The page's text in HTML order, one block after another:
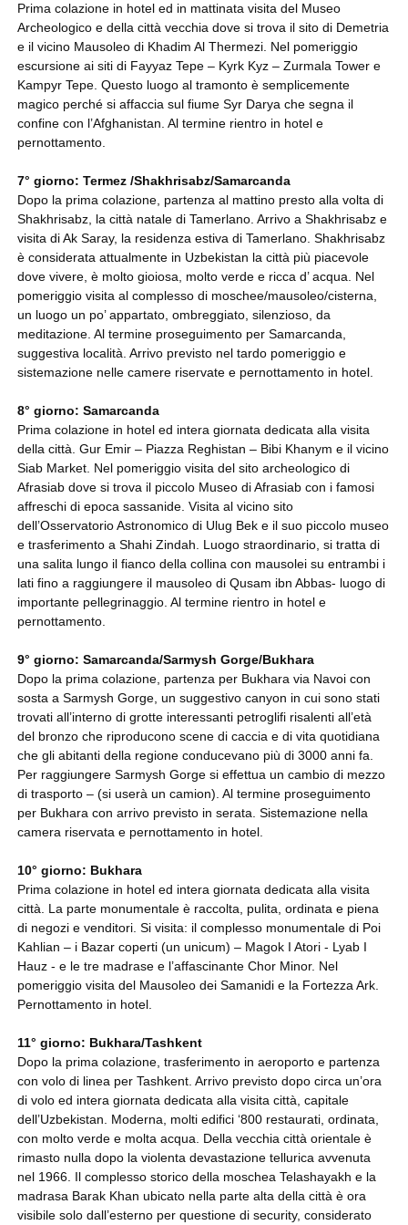
Prima colazione in hotel ed in mattinata visita del Museo
Archeologico e della città vecchia dove si trova il sito di Demetria
e il vicino Mausoleo di Khadim Al Thermezi. Nel pomeriggio
escursione ai siti di Fayyaz Tepe – Kyrk Kyz – Zurmala Tower e
Kampyr Tepe. Questo luogo al tramonto è semplicemente
magico perché si affaccia sul fiume Syr Darya che segna il
confine con l’Afghanistan. Al termine rientro in hotel e
pernottamento.
7° giorno: Termez /Shakhrisabz/Samarcanda
Dopo la prima colazione, partenza al mattino presto alla volta di
Shakhrisabz, la città natale di Tamerlano. Arrivo a Shakhrisabz e
visita di Ak Saray, la residenza estiva di Tamerlano. Shakhrisabz
è considerata attualmente in Uzbekistan la città più piacevole
dove vivere, è molto gioiosa, molto verde e ricca d’ acqua. Nel
pomeriggio visita al complesso di moschee/mausoleo/cisterna,
un luogo un po’ appartato, ombreggiato, silenzioso, da
meditazione. Al termine proseguimento per Samarcanda,
suggestiva località. Arrivo previsto nel tardo pomeriggio e
sistemazione nelle camere riservate e pernottamento in hotel.
8° giorno: Samarcanda
Prima colazione in hotel ed intera giornata dedicata alla visita
della città. Gur Emir – Piazza Reghistan – Bibi Khanym e il vicino
Siab Market. Nel pomeriggio visita del sito archeologico di
Afrasiab dove si trova il piccolo Museo di Afrasiab con i famosi
affreschi di epoca sassanide. Visita al vicino sito
dell’Osservatorio Astronomico di Ulug Bek e il suo piccolo museo
e trasferimento a Shahi Zindah. Luogo straordinario, si tratta di
una salita lungo il fianco della collina con mausolei su entrambi i
lati fino a raggiungere il mausoleo di Qusam ibn Abbas- luogo di
importante pellegrinaggio. Al termine rientro in hotel e
pernottamento.
9° giorno: Samarcanda/Sarmysh Gorge/Bukhara
Dopo la prima colazione, partenza per Bukhara via Navoi con
sosta a Sarmysh Gorge, un suggestivo canyon in cui sono stati
trovati all’interno di grotte interessanti petroglifi risalenti all’età
del bronzo che riproducono scene di caccia e di vita quotidiana
che gli abitanti della regione conducevano più di 3000 anni fa.
Per raggiungere Sarmysh Gorge si effettua un cambio di mezzo
di trasporto – (si userà un camion). Al termine proseguimento
per Bukhara con arrivo previsto in serata. Sistemazione nella
camera riservata e pernottamento in hotel.
10° giorno: Bukhara
Prima colazione in hotel ed intera giornata dedicata alla visita
città. La parte monumentale è raccolta, pulita, ordinata e piena
di negozi e venditori. Si visita: il complesso monumentale di Poi
Kahlian – i Bazar coperti (un unicum) – Magok I Atori - Lyab I
Hauz - e le tre madrase e l’affascinante Chor Minor. Nel
pomeriggio visita del Mausoleo dei Samanidi e la Fortezza Ark.
Pernottamento in hotel.
11° giorno: Bukhara/Tashkent
Dopo la prima colazione, trasferimento in aeroporto e partenza
con volo di linea per Tashkent. Arrivo previsto dopo circa un’ora
di volo ed intera giornata dedicata alla visita città, capitale
dell’Uzbekistan. Moderna, molti edifici ‘800 restaurati, ordinata,
con molto verde e molta acqua. Della vecchia città orientale è
rimasto nulla dopo la violenta devastazione tellurica avvenuta
nel 1966. Il complesso storico della moschea Telashayakh e la
madrasa Barak Khan ubicato nella parte alta della città è ora
visibile solo dall’esterno per questione di security, considerato